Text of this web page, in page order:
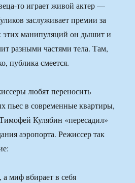
то играет живой актер —
заслуживает премии за
этих манипуляций он дышит и
разными частями тела. Там,
публика смеется.
любят переносить
пьес в современные квартиры,
Кулябин «пересадил»
аэропорта. Режиссер так
миф вбирает в себя